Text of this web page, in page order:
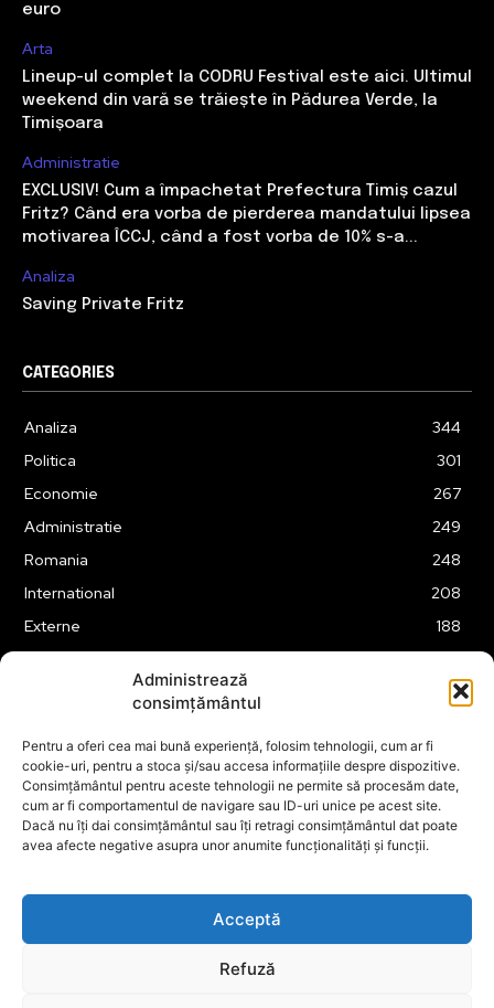
Administrează
consimțământul
Pentru a oferi cea mai bună experiență, folosim tehnologii, cum ar fi
cookie-uri, pentru a stoca și/sau accesa informațiile despre dispozitive.
Consimțământul pentru aceste tehnologii ne permite să procesăm date,
cum ar fi comportamentul de navigare sau ID-uri unice pe acest site.
Dacă nu îți dai consimțământul sau îți retragi consimțământul dat poate
avea afecte negative asupra unor anumite funcționalități și funcții.
Acceptă
Refuză
euro
Arta
Lineup-ul complet la CODRU Festival este aici. Ultimul
weekend din vară se trăiește în Pădurea Verde, la
Timișoara
Administratie
EXCLUSIV! Cum a împachetat Prefectura Timiș cazul
Fritz? Când era vorba de pierderea mandatului lipsea
motivarea ÎCCJ, când a fost vorba de 10% s-a...
Analiza
Saving Private Fritz
CATEGORIES
Analiza
344
Politica
301
Economie
267
Administratie
249
Romania
248
International
208
Externe
188
174
Financiar
160
ABUZURI
158
Social
157
Cultura
149